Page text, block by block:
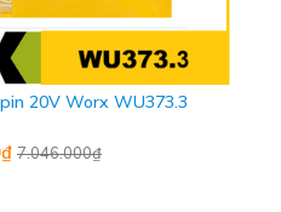
thể sử dụng nguồn pin
khoan cầm tay này, giúp bạn
kiệm thêm phần chi phí khi
sử dụng công nghệ XR
lưu trữ tốt hơn, pin không bị
20V Worx WU373.3
7.046.000₫